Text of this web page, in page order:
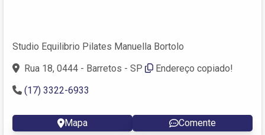
Studio Equilibrio Pilates Manuella Bortolo
Rua 18, 0444 - Barretos - SP
Endereço copiado!
(17) 3322-6933
Mapa Comente